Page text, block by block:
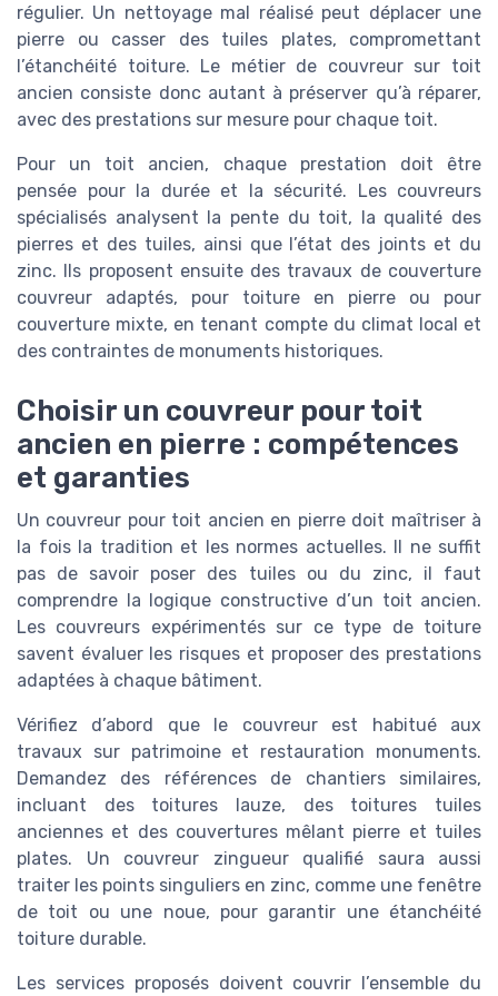
régulier. Un nettoyage mal réalisé peut déplacer une
pierre ou casser des tuiles plates, compromettant
l’étanchéité toiture. Le métier de couvreur sur toit
ancien consiste donc autant à préserver qu’à réparer,
avec des prestations sur mesure pour chaque toit.
Pour un toit ancien, chaque prestation doit être
pensée pour la durée et la sécurité. Les couvreurs
spécialisés analysent la pente du toit, la qualité des
pierres et des tuiles, ainsi que l’état des joints et du
zinc. Ils proposent ensuite des travaux de couverture
couvreur adaptés, pour toiture en pierre ou pour
couverture mixte, en tenant compte du climat local et
des contraintes de monuments historiques.
Choisir un couvreur pour toit
ancien en pierre : compétences
et garanties
Un couvreur pour toit ancien en pierre doit maîtriser à
la fois la tradition et les normes actuelles. Il ne suffit
pas de savoir poser des tuiles ou du zinc, il faut
comprendre la logique constructive d’un toit ancien.
Les couvreurs expérimentés sur ce type de toiture
savent évaluer les risques et proposer des prestations
adaptées à chaque bâtiment.
Vérifiez d’abord que le couvreur est habitué aux
travaux sur patrimoine et restauration monuments.
Demandez des références de chantiers similaires,
incluant des toitures lauze, des toitures tuiles
anciennes et des couvertures mêlant pierre et tuiles
plates. Un couvreur zingueur qualifié saura aussi
traiter les points singuliers en zinc, comme une fenêtre
de toit ou une noue, pour garantir une étanchéité
toiture durable.
Les services proposés doivent couvrir l’ensemble du